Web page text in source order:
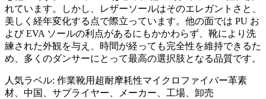
れています。しかし、レザーソールはそのエレガントさと、
美しく経年変化する点で際立っています。他の面では PU お
よび EVA ソールの利点があるにもかかわらず、靴により洗
練された外観を与え、時間が経っても完全性を維持できるた
め、多くのダンサーにとって最高の選択肢となる品質です。
人気ラベル: 作業靴用超耐摩耗性マイクロファイバー革素
材、中国、サプライヤー、メーカー、工場、卸売